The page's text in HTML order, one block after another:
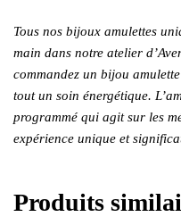
Tous nos bijoux amulettes
main dans notre atelier
commandez un bijou
tout un soin énergétique.
programmé qui agit sur les
expérience unique et
Produits